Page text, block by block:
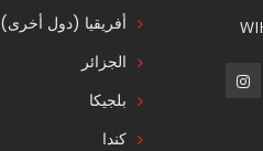
أفريقيا (دول أخرى)
الجزائر
بلجيكا
كندا